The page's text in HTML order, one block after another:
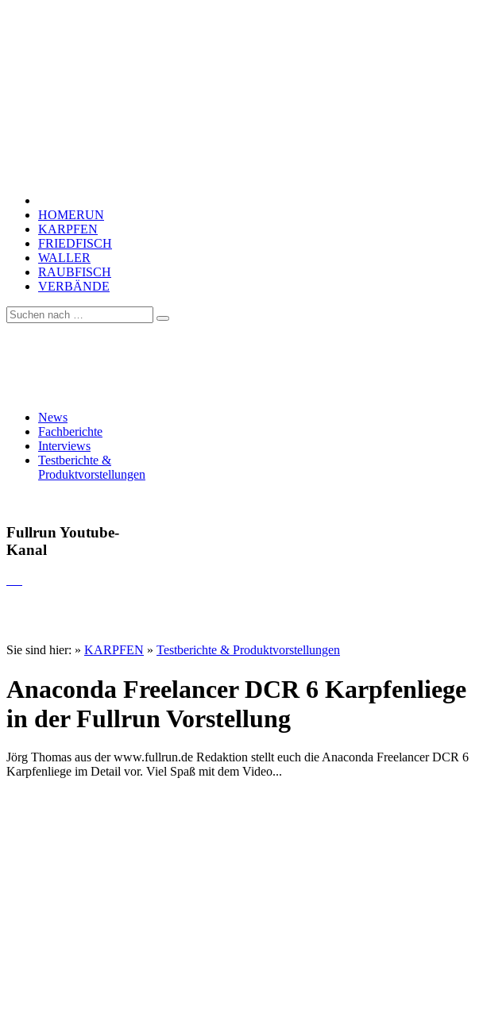
HOMERUN
KARPFEN
FRIEDFISCH
WALLER
RAUBFISCH
VERBÄNDE
News
Fachberichte
Interviews
Testberichte &
Produktvorstellungen
Fullrun Youtube-
Kanal
Sie sind hier: » KARPFEN » Testberichte & Produktvorstellungen
Anaconda Freelancer DCR 6 Karpfenliege
in der Fullrun Vorstellung
Jörg Thomas aus der www.fullrun.de Redaktion stellt euch die Anaconda Freelancer DCR 6
Karpfenliege im Detail vor. Viel Spaß mit dem Video...